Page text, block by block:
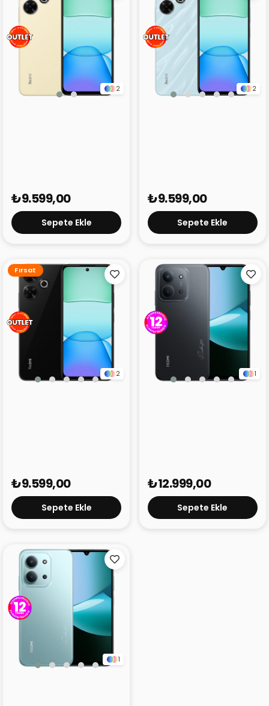
2
₺9.599,00
Sepete Ekle
2
₺9.599,00
Sepete Ekle
2
₺9.599,00
Sepete Ekle
Fırsat
1
₺12.999,00
Sepete Ekle
1